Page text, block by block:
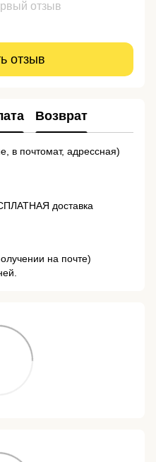
отзыв
отзыв
Возврат
в почтомат, адрессная)
доставка
на почте)